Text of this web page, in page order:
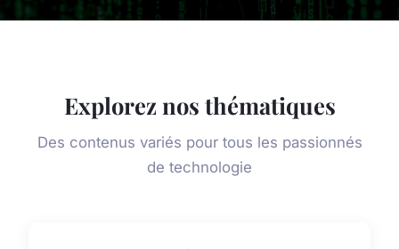
Explorez nos thématiques
Des contenus variés pour tous les passionnés
de technologie